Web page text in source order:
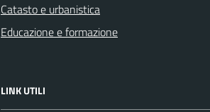
Catasto e urbanistica
Educazione e formazione
LINK UTILI